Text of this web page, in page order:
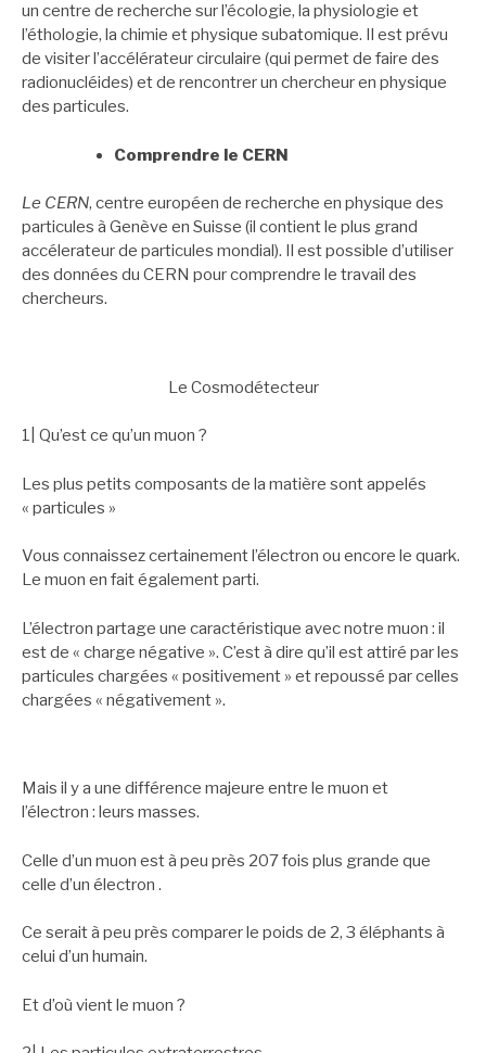
un centre de recherche sur l’écologie, la physiologie et
l’éthologie, la chimie et physique subatomique. Il est prévu
de visiter l’accélérateur circulaire (qui permet de faire des
radionucléides) et de rencontrer un chercheur en physique
des particules.
Comprendre le CERN
Le CERN, centre européen de recherche en physique des
particules à Genève en Suisse (il contient le plus grand
accélerateur de particules mondial). Il est possible d’utiliser
des données du CERN pour comprendre le travail des
chercheurs.
Le Cosmodétecteur
1| Qu’est ce qu’un muon ?
Les plus petits composants de la matière sont appelés
« particules »
Vous connaissez certainement l’électron ou encore le quark.
Le muon en fait également parti.
L’électron partage une caractéristique avec notre muon : il
est de « charge négative ». C’est à dire qu’il est attiré par les
particules chargées « positivement » et repoussé par celles
chargées « négativement ».
Mais il y a une différence majeure entre le muon et
l’électron : leurs masses.
Celle d’un muon est à peu près 207 fois plus grande que
celle d’un électron .
Ce serait à peu près comparer le poids de 2, 3 éléphants à
celui d’un humain.
Et d’où vient le muon ?